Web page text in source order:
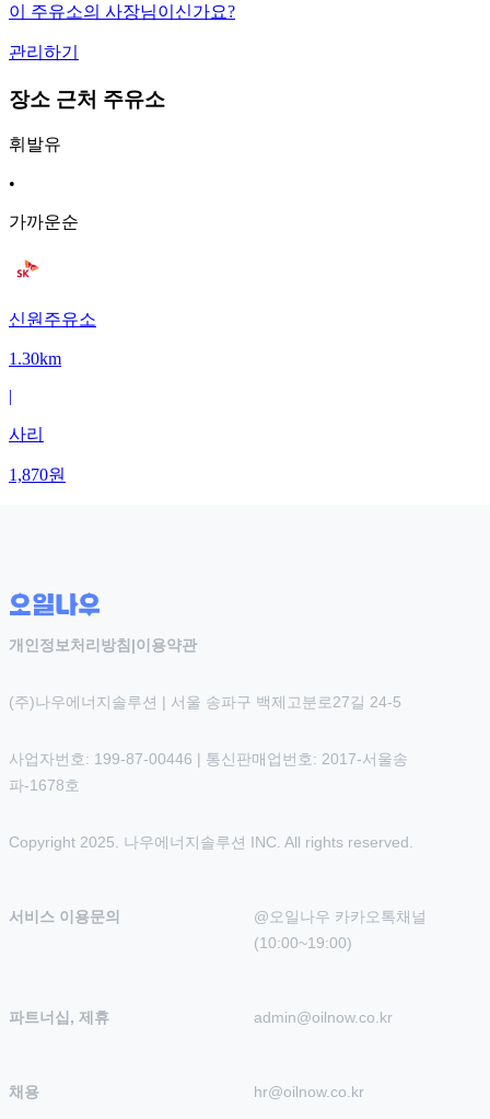
이 주유소의 사장님이신가요?
관리하기
장소 근처 주유소
휘발유
•
가까운순
신원주유소
1.30km
|
사리
1,870원
개인정보처리방침 |이용약관
(주)나우에너지솔루션 | 서울 송파구 백제고분로27길 24-5
사업자번호: 199-87-00446 | 통신판매업번호: 2017-서울송
파-1678호
Copyright 2025. 나우에너지솔루션 INC. All rights reserved.
서비스 이용문의
@오일나우 카카오톡채널
(10:00~19:00)
파트너십, 제휴 admin@oilnow.co.kr
채용 hr@oilnow.co.kr